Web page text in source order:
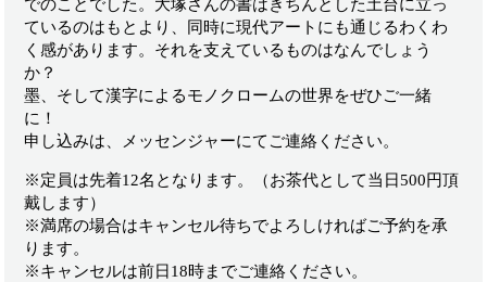
でのことでした。大塚さんの書はきちんとした土台に立っ
ているのはもとより、同時に現代アートにも通じるわくわ
く感があります。それを支えているものはなんでしょう
か？
墨、そして漢字によるモノクロームの世界をぜひご一緒
に！
申し込みは、メッセンジャーにてご連絡ください。
※定員は先着12名となります。（お茶代として当日500円頂
戴します）
※満席の場合はキャンセル待ちでよろしければご予約を承
ります。
※キャンセルは前日18時までご連絡ください。